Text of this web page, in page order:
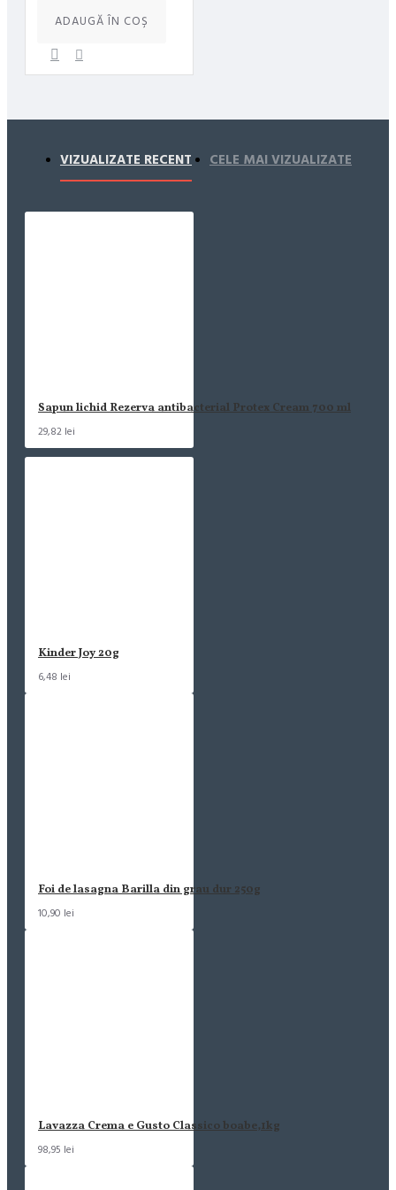
ADAUGĂ ÎN COŞ
VIZUALIZATE RECENT CELE MAI VIZUALIZATE
Sapun lichid Rezerva antibacterial Protex Cream 700 ml
29,82 lei
Kinder Joy 20g
6,48 lei
Foi de lasagna Barilla din grau dur 250g
10,90 lei
Lavazza Crema e Gusto Classico boabe,1kg
98,95 lei